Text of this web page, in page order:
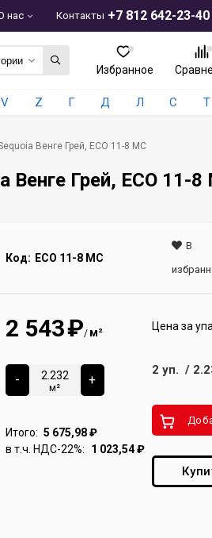
+7 812 642-23-40
нас Контакты
Избранное
V Z Г Д Л С Т
Венге Грей, ECO 11-8 MC
Грей, ECO 11-8
Код: ECO 11-8 MC
В
2 543₽/ м²
-
м²
+
Итого: 5 675,98₽
в т.ч. НДС-22%:
1 023,54₽
Цена за
2 уп. /